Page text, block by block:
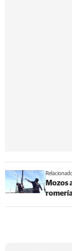
Mozos